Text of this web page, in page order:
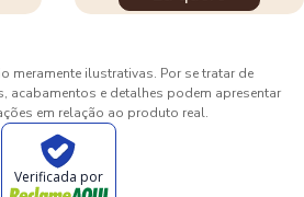
meramente ilustrativas. Por se tratar de
acabamentos e detalhes podem apresentar
em relação ao produto real.
Verificada por